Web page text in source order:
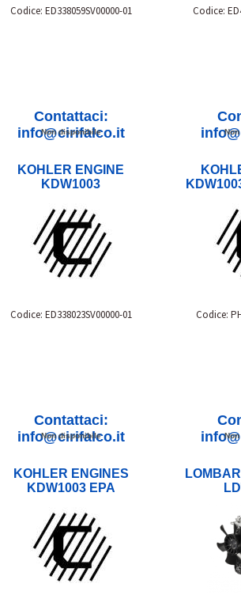
Codice: ED338059SV00000-01
Contattaci:
info@cirifalco.it
Non disponibile
Codice:
KOHLER ENGINE
KDW1003
Codice: ED338023SV00000-01
Contattaci:
info@cirifalco.it
Non disponibile
Codice:
KOHLER ENGINES
KDW1003 EPA